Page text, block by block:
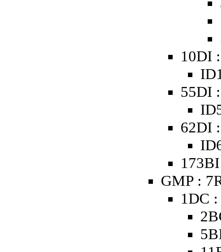
10DI
55DI
62DI
GMP :
1DC :